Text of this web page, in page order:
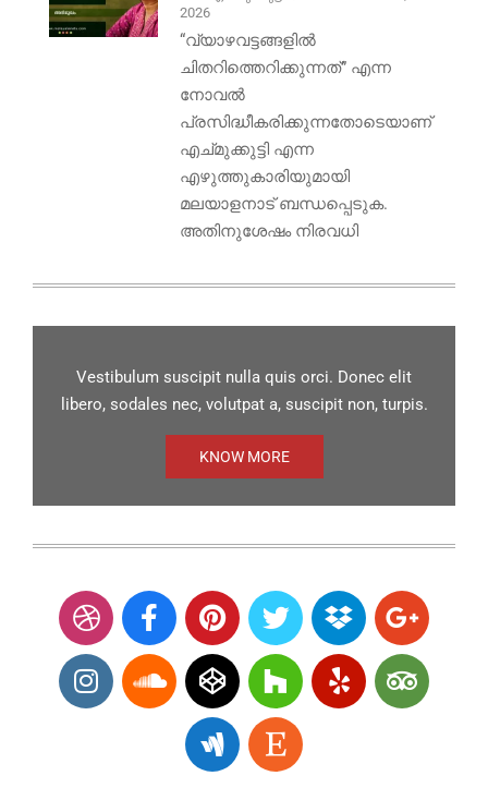
2026
“വ്യാഴവട്ടങ്ങളിൽ
ചിതറിത്തെറിക്കുന്നത്” എന്ന
നോവൽ
പ്രസിദ്ധീകരിക്കുന്നതോടെയാണ്
എച്മുക്കുട്ടി എന്ന
എഴുത്തുകാരിയുമായി
മലയാളനാട് ബന്ധപ്പെടുക.
അതിനുശേഷം നിരവധി
Vestibulum suscipit nulla quis orci. Donec elit
libero, sodales nec, volutpat a, suscipit non, turpis.
KNOW MORE